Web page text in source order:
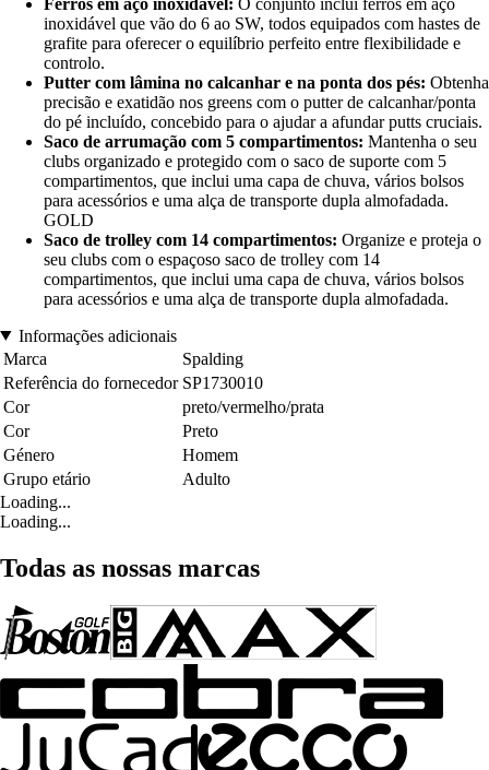
inoxidável que vão do 6 ao SW, todos equipados com hastes de
grafite para oferecer o equilíbrio perfeito entre flexibilidade e
controlo.
Putter com lâmina no calcanhar e na ponta dos pés: Obtenha
precisão e exatidão nos greens com o putter de calcanhar/ponta
do pé incluído, concebido para o ajudar a afundar putts cruciais.
Saco de arrumação com 5 compartimentos: Mantenha o seu
clubs organizado e protegido com o saco de suporte com 5
compartimentos, que inclui uma capa de chuva, vários bolsos
para acessórios e uma alça de transporte dupla almofadada.
GOLD
Saco de trolley com 14 compartimentos: Organize e proteja o
seu clubs com o espaçoso saco de trolley com 14
compartimentos, que inclui uma capa de chuva, vários bolsos
para acessórios e uma alça de transporte dupla almofadada.
Informações adicionais
Marca
Spalding
Referência do fornecedor SP1730010
Cor
preto/vermelho/prata
Cor
Preto
Género
Homem
Grupo etário
Adulto
Loading...
Loading...
Todas as nossas marcas